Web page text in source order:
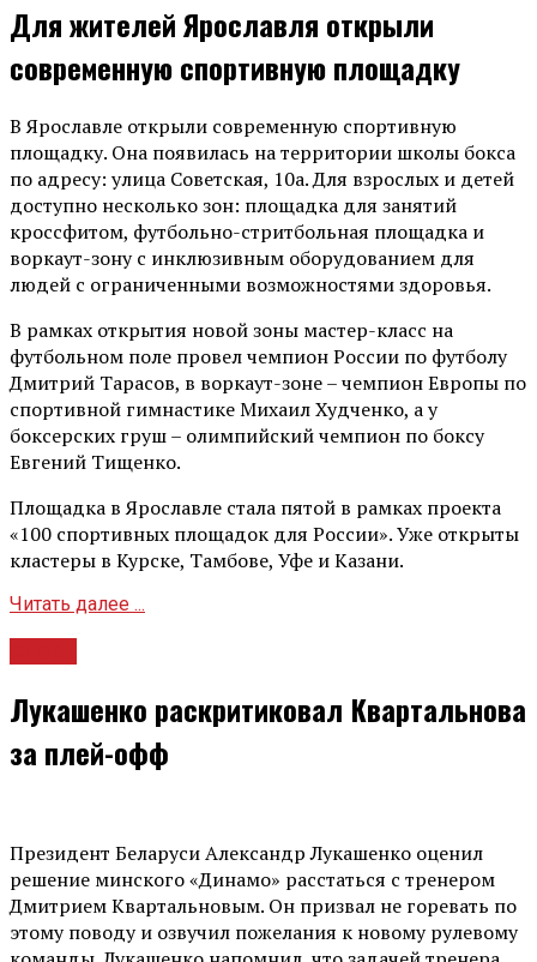
Для жителей Ярославля открыли
современную спортивную площадку
В Ярославле открыли современную спортивную
площадку. Она появилась на территории школы бокса
по адресу: улица Советская, 10а. Для взрослых и детей
доступно несколько зон: площадка для занятий
кроссфитом, футбольно-стритбольная площадка и
воркаут-зону с инклюзивным оборудованием для
людей с ограниченными возможностями здоровья.
В рамках открытия новой зоны мастер-класс на
футбольном поле провел чемпион России по футболу
Дмитрий Тарасов, в воркаут-зоне – чемпион Европы по
спортивной гимнастике Михаил Худченко, а у
боксерских груш – олимпийский чемпион по боксу
Евгений Тищенко.
Площадка в Ярославле стала пятой в рамках проекта
«100 спортивных площадок для России». Уже открыты
кластеры в Курске, Тамбове, Уфе и Казани.
Читать далее ...
Лукашенко раскритиковал Квартальнова
за плей-офф
Президент Беларуси Александр Лукашенко оценил
решение минского «Динамо» расстаться с тренером
Дмитрием Квартальновым. Он призвал не горевать по
этому поводу и озвучил пожелания к новому рулевому